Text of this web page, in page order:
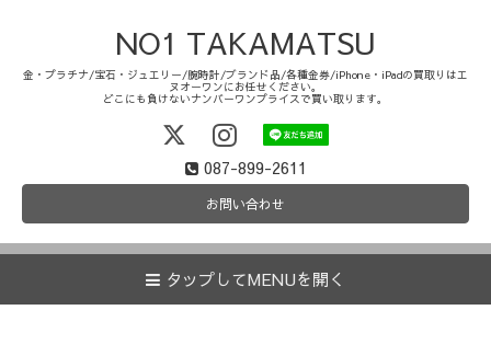
NO1 TAKAMATSU
金・プラチナ/宝石・ジュエリー/腕時計/ブランド品/各種金券/iPhone・iPadの買取りはエ
ヌオーワンにお任せください。
どこにも負けないナンバーワンプライスで買い取ります。
087-899-2611
お問い合わせ
タップしてMENUを開く